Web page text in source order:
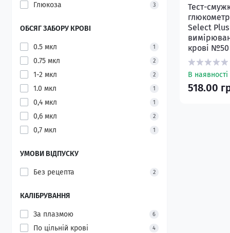
Глюкоза 3
ОБСЯГ ЗАБОРУ КРОВІ
0.5 мкл 1
0.75 мкл 2
1-2 мкл 2
1.0 мкл 1
0,4 мкл 1
0,6 мкл 2
0,7 мкл 1
УМОВИ ВІДПУСКУ
Без рецепта 2
КАЛІБРУВАННЯ
За плазмою 6
По цільній крові 4
Тест-
Select
крові №50
В наявності
518.00